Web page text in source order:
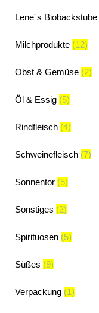
Lene´s Biobackstube
Milchprodukte (12)
Obst & Gemüse (2)
Öl & Essig (5)
Rindfleisch (4)
Schweinefleisch (7)
Sonnentor (5)
Sonstiges (2)
Spirituosen (5)
Süßes (9)
Verpackung (1)